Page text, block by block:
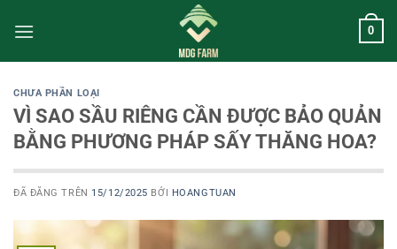
đến
0
CHƯA PHẦN LOẠI
VÌ SAO SẦU RIÊNG CẦN ĐƯỢC BẢO QUẢN
BẰNG PHƯƠNG PHÁP SẤY THĂNG HOA?
ĐÃ ĐĂNG TRÊN 15/12/2025 BỞI HOANGTUAN